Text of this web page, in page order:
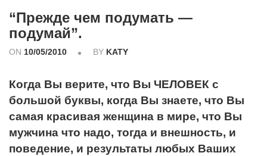
“Прежде чем подумать —
подумай”.
ON 10/05/2010 BY KATY
Когда Вы верите, что Вы ЧЕЛОВЕК с
большой буквы, когда Вы знаете, что Вы
самая красивая женщина в мире, что Вы
мужчина что надо, тогда и внешность, и
поведение, и результаты любых Ваших